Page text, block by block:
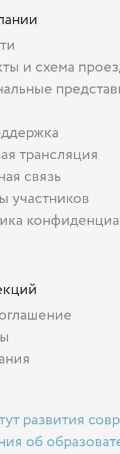
и схема
трансляция
связь
участников
развития
об